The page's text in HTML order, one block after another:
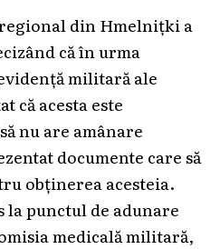
din Hmelnițki a
că în urma
militară ale
că acesta este
nu are amânare
documente care să
obținerea acesteia.
la punctul de adunare
medicală militară,